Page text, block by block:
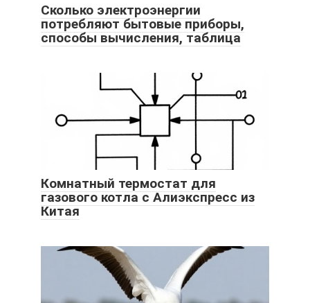
Сколько электроэнергии
потребляют бытовые приборы,
способы вычисления, таблица
Комнатный термостат для
газового котла с Алиэкспресс из
Китая